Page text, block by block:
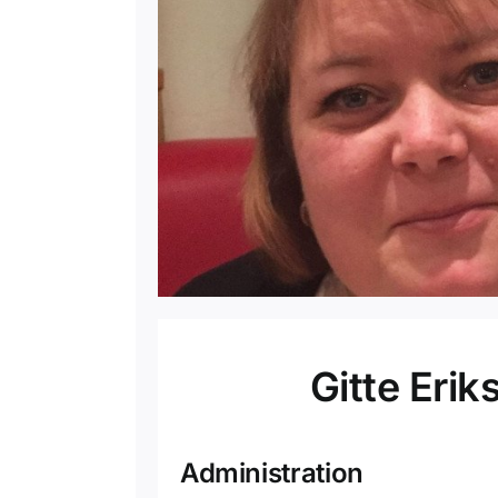
Gitte
Administration